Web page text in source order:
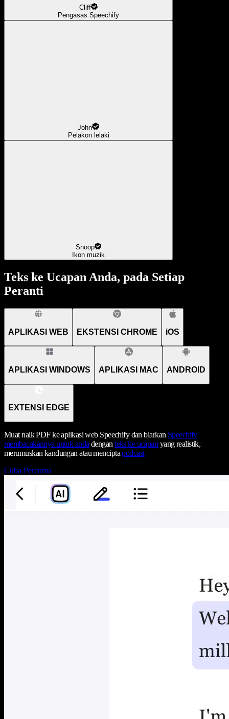
Cliff
Pengasas Speechify
John
Pelakon lelaki
Snoop
Ikon muzik
Teks ke Ucapan Anda, pada Setiap
Peranti
APLIKASI WEB EKSTENSI CHROME iOS
APLIKASI WINDOWS APLIKASI MAC ANDROID
EXTENSI EDGE
Muat naik PDF ke aplikasi web Speechify dan biarkan Speechify
membacakannya untuk anda denganteks ke ucapan yang realistik,
merumuskan kandungan atau menciptapodcast
Cuba Percuma